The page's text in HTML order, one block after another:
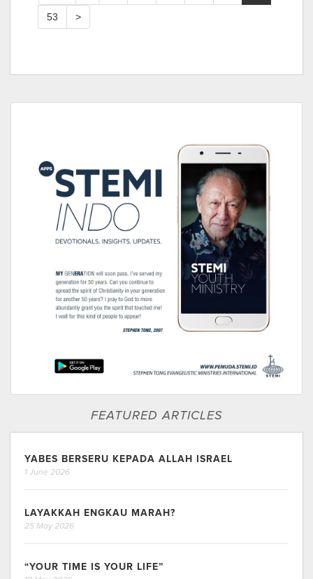
53 >
FEATURED ARTICLES
YABES BERSERU KEPADA ALLAH ISRAEL
1 June 2026
LAYAKKAH ENGKAU MARAH?
25 May 2026
“YOUR TIME IS YOUR LIFE”